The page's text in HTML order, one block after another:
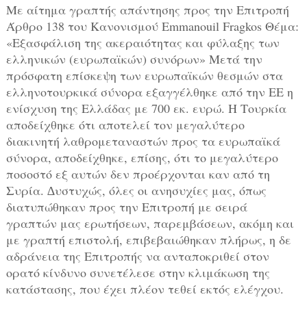
Με αίτημα γραπτής απάντησης προς την Επιτροπή
Άρθρο 138 του Κανονισμού Emmanouil Fragkos Θέμα:
«Εξασφάλιση της ακεραιότητας και φύλαξης των
ελληνικών (ευρωπαϊκών) συνόρων» Μετά την
πρόσφατη επίσκεψη των ευρωπαϊκών θεσμών στα
ελληνοτουρκικά σύνορα εξαγγέλθηκε από την ΕΕ η
ενίσχυση της Ελλάδας με 700 εκ. ευρώ. Η Τουρκία
αποδείχθηκε ότι αποτελεί τον μεγαλύτερο
διακινητή λαθρομεταναστών προς τα ευρωπαϊκά
σύνορα, αποδείχθηκε, επίσης, ότι το μεγαλύτερο
ποσοστό εξ αυτών δεν προέρχονται καν από τη
Συρία. ∆υστυχώς, όλες οι ανησυχίες μας, όπως
διατυπώθηκαν προς την Επιτροπή με σειρά
γραπτών μας ερωτήσεων, παρεμβάσεων, ακόμη και
με γραπτή επιστολή, επιβεβαιώθηκαν πλήρως, η δε
αδράνεια της Επιτροπής να ανταποκριθεί στον
ορατό κίνδυνο συνετέλεσε στην κλιμάκωση της
κατάστασης, που έχει πλέον τεθεί εκτός ελέγχου.